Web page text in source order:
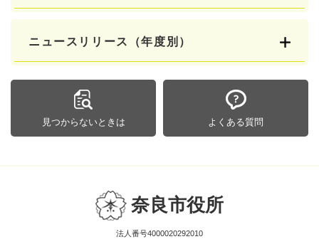
ニュースリリース（年度別）
見つからないときは よくある質問
奈良市役所
法人番号4000020292010